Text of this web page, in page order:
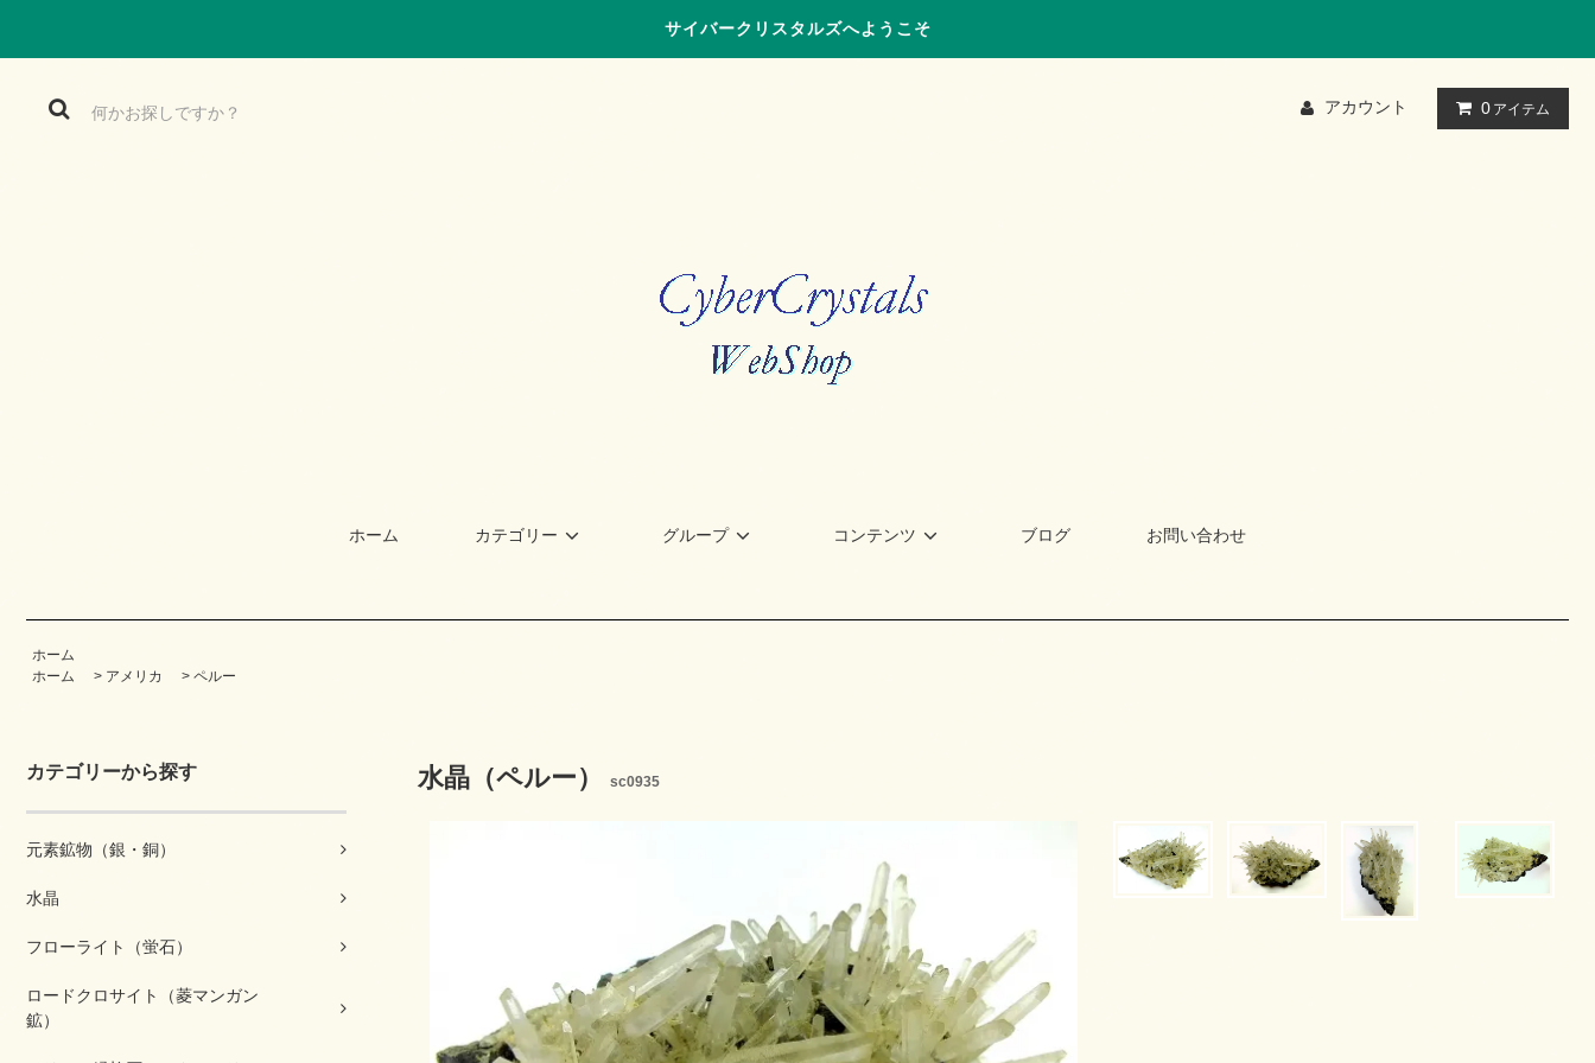
サイバークリスタルズへようこそ
アカウント 0 アイテム
ホーム カテゴリー グループ コンテンツ ブログ お問い合わせ
ホーム
ホーム
> アメリカ > ペルー
カテゴリーから探す
元素鉱物（銀・銅）
水晶
フローライト（蛍石）
ロードクロサイト（菱マンガン
鉱）
水晶（ペルー） sc0935